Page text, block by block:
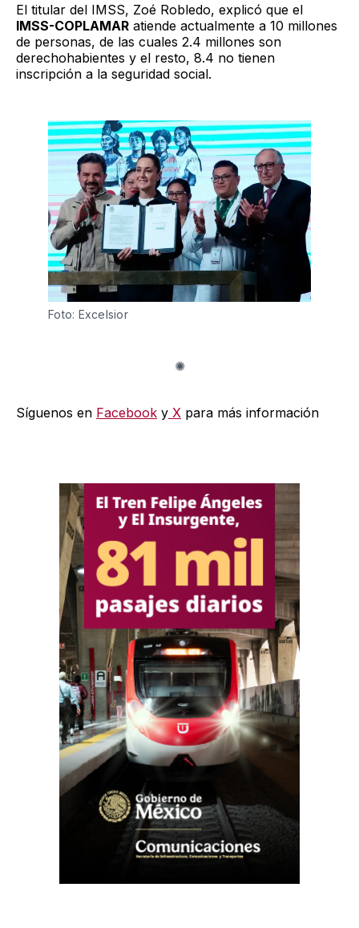
El titular del IMSS, Zoé Robledo, explicó que el
IMSS-COPLAMAR atiende actualmente a 10 millones
de personas, de las cuales 2.4 millones son
derechohabientes y el resto, 8.4 no tienen
inscripción a la seguridad social.
Foto: Excelsior
Síguenos en Facebook y X para más información